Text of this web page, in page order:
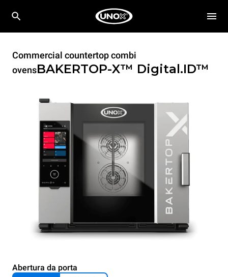
Commercial countertop combi
ovensBAKERTOP-X™ Digital.ID™
Abertura da porta